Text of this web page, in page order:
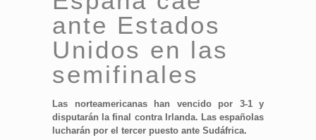
ante Estados
Unidos en las
semifinales
Las norteamericanas han vencido por 3-1 y
disputarán la final contra Irlanda. Las españolas
lucharán por el tercer puesto ante Sudáfrica.